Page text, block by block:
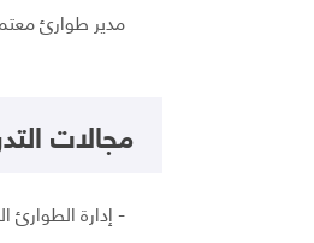
مدير طوارئ معتمد
مجالات
- إدارة الطوارئ